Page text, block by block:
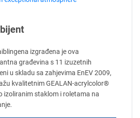
izgrađena je ova
građevina s 11 izuzetnih
u skladu sa zahjevima EnEV 2009,
kvalitetnim GEALAN-acrylcolor®
izoliranim staklom i roletama na